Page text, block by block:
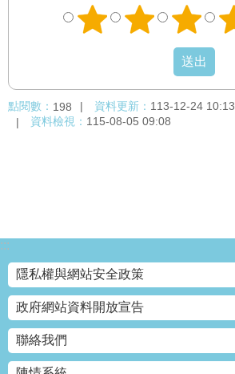
點閱數： 198 資料更新： 113-12-24 10:13
資料檢視： 115-08-05 09:08
:::
隱私權與網站安全政策
政府網站資料開放宣告
聯絡我們